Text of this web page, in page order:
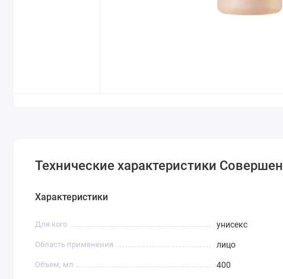
Технические характеристики
Характеристики
Для кого унисекс
Область применения лицо
Объем, мл 400